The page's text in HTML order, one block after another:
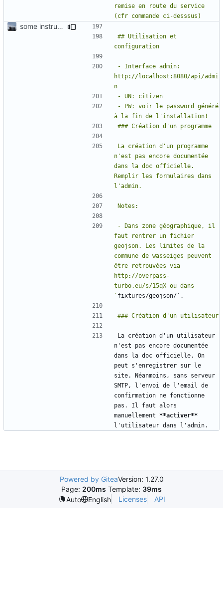
remise en route du service
some instructions for the utilisation/configuration
## Utilisation et
- Interface admin:
http://localhost:8080/api/admi
- PW: voir le password généré
La création d'un programme
n'est pas encore documentée
dans la doc officielle.
Remplir les formulaires dans
- Dans zone géographique, il
faut rentrer un fichier
geojson. Les limites de la
commune de wasseiges peuvent
être retrouvées via
http://overpass-
turbo.eu/s/15qX ou dans
`
La création d'un utilisateur
n'est pas encore documentée
dans la doc officielle. On
peut s'enregistrer sur le
site. Néanmoins, sans serveur
SMTP, l'envoi de l'email de
confirmation ne fonctionne
pas. Il faut alors
manuellement **activer**
Powered by GiteaVersion: 1.27.0
Page: 200ms Template: 39ms
Auto
English Licenses API